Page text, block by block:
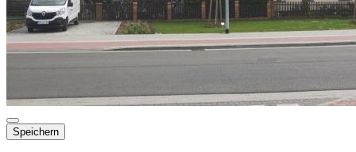
Speichern